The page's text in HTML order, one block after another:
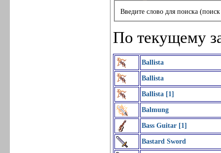
Введите слово для поиска
По текущему
Ballista
Ballista
Ballista [1]
Balmung
Bass Guitar [1]
Bastard Sword